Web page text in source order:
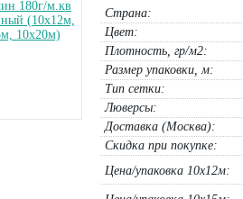
выс 50см,
Полог брезентовый 3х5м водостойкий
с люверсами
рулон 3х5м:6210руб
В корзину
Страна:
Цвет:
Плотность, гр/м2:
Размер упаковки, м:
Тип сетки:
Люверсы:
Доставка (Москва):
Скидка при покупке:
Цена/упаковка 10х12м: